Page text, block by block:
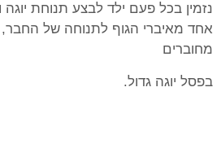
נזמין בכל פעם ילד לבצע תנוחת
אחד מאיברי הגוף לתנוחה של החבר,
מחוברים
בפסל יוגה גדול.